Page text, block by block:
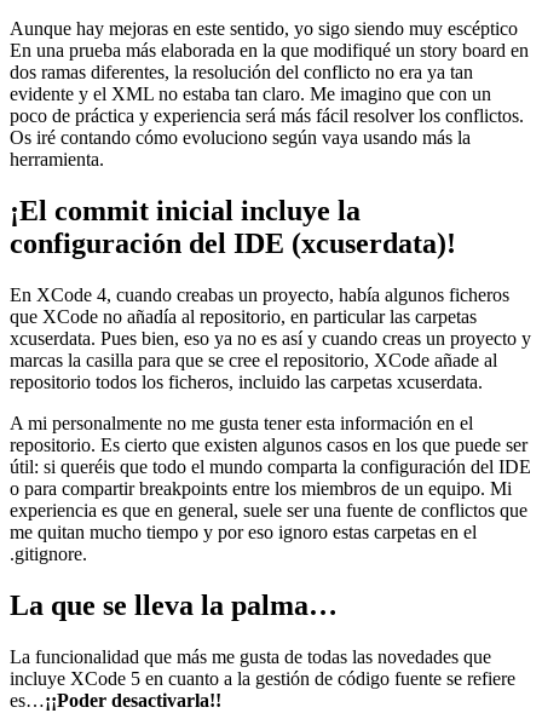
Aunque hay mejoras en este sentido, yo sigo siendo muy escéptico
En una prueba más elaborada en la que modifiqué un story board en
dos ramas diferentes, la resolución del conflicto no era ya tan
evidente y el XML no estaba tan claro. Me imagino que con un
poco de práctica y experiencia será más fácil resolver los conflictos.
Os iré contando cómo evoluciono según vaya usando más la
herramienta.
¡El commit inicial incluye la
configuración del IDE (xcuserdata)!
En XCode 4, cuando creabas un proyecto, había algunos ficheros
que XCode no añadía al repositorio, en particular las carpetas
xcuserdata. Pues bien, eso ya no es así y cuando creas un proyecto y
marcas la casilla para que se cree el repositorio, XCode añade al
repositorio todos los ficheros, incluido las carpetas xcuserdata.
A mi personalmente no me gusta tener esta información en el
repositorio. Es cierto que existen algunos casos en los que puede ser
útil: si queréis que todo el mundo comparta la configuración del IDE
o para compartir breakpoints entre los miembros de un equipo. Mi
experiencia es que en general, suele ser una fuente de conflictos que
me quitan mucho tiempo y por eso ignoro estas carpetas en el
.gitignore.
La que se lleva la palma…
La funcionalidad que más me gusta de todas las novedades que
incluye XCode 5 en cuanto a la gestión de código fuente se refiere
es…¡¡Poder desactivarla!!